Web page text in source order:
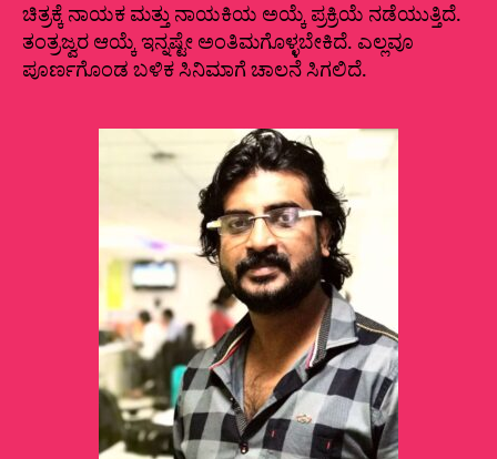
ಚಿತ್ರಕ್ಕೆ ನಾಯಕ ಮತ್ತು ನಾಯಕಿಯ ಅಯ್ಕೆ ಪ್ರಕ್ರಿಯೆ ನಡೆಯುತ್ತಿದೆ.
ತಂತ್ರಜ್ವರ ಆಯ್ಕೆ ಇನ್ನಷ್ಟೇ ಅಂತಿಮಗೊಳ್ಳಬೇಕಿದೆ. ಎಲ್ಲವೂ
ಪೂರ್ಣಗೊಂಡ ಬಳಿಕ ಸಿನಿಮಾಗೆ ಚಾಲನೆ ಸಿಗಲಿದೆ.